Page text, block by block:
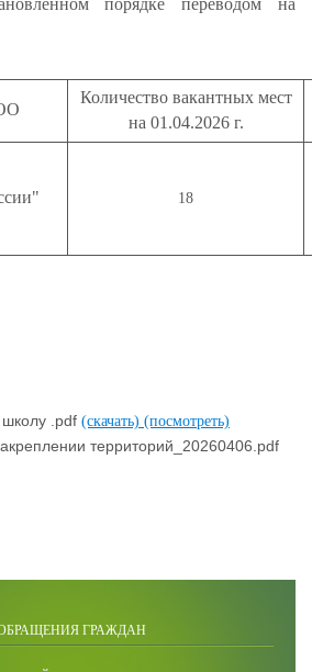
порядке переводом на
Количество вакантных мест
на 01.04.2026 г.
18
.pdf (скачать) (посмотреть)
территорий_20260406.pdf
ГРАЖДАН